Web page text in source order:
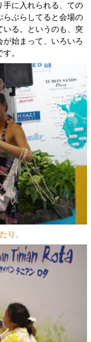
手に入れられる、ての
らぶらしてると会場の
いる。というのも、突
始まって、いろいろ
。
り、